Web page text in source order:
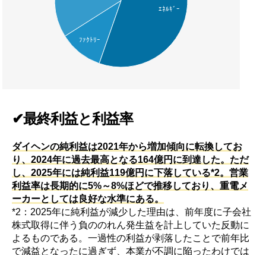
ﾌｧｸﾄﾘｰ
ｴﾈﾙｷﾞｰ
✔最終利益と利益率
ダイヘンの純利益は2021年から増加傾向に転換してお
り、2024年に過去最高となる164億円に到達した。ただ
し、2025年には純利益119億円に下落している*2。営業
利益率は長期的に5%～8%ほどで推移しており、重電メ
ーカーとしては良好な水準にある。
*2：2025年に純利益が減少した理由は、前年度に子会社
株式取得に伴う負ののれん発生益を計上していた反動に
よるものである。一過性の利益が剥落したことで前年比
で減益となったに過ぎず、本業が不調に陥ったわけでは